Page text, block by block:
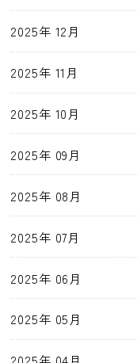
2025年 12月
2025年 11月
2025年 10月
2025年 09月
2025年 08月
2025年 07月
2025年 06月
2025年 05月